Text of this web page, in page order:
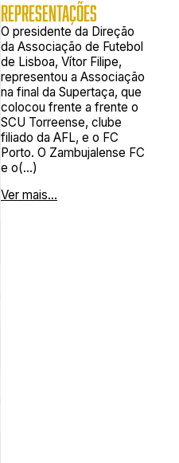
REPRESENTAÇÕES
O presidente da Direção
da Associação de Futebol
de Lisboa, Vítor Filipe,
representou a Associação
na final da Supertaça, que
colocou frente a frente o
SCU Torreense, clube
filiado da AFL, e o FC
Porto. O Zambujalense FC
e o(...)
Ver mais...